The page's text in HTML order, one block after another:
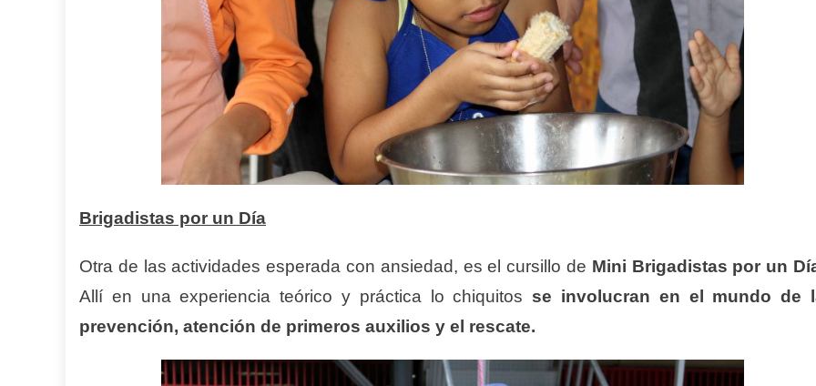
Brigadistas por un Día
Otra de las actividades esperada con ansiedad, es el cursillo de Mini Brigadistas por un
Allí en una experiencia teórico y práctica lo chiquitosse involucran en el mundo de
prevención, atención de primeros auxilios y el rescate.